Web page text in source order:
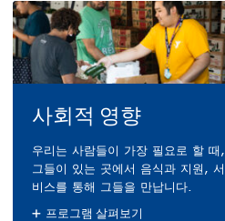
사회적 영향
우리는 사람들이 가장 필요로 할 때,
그들이 있는 곳에서 음식과 지원, 서
비스를 통해 그들을 만납니다.
프로그램 살펴보기